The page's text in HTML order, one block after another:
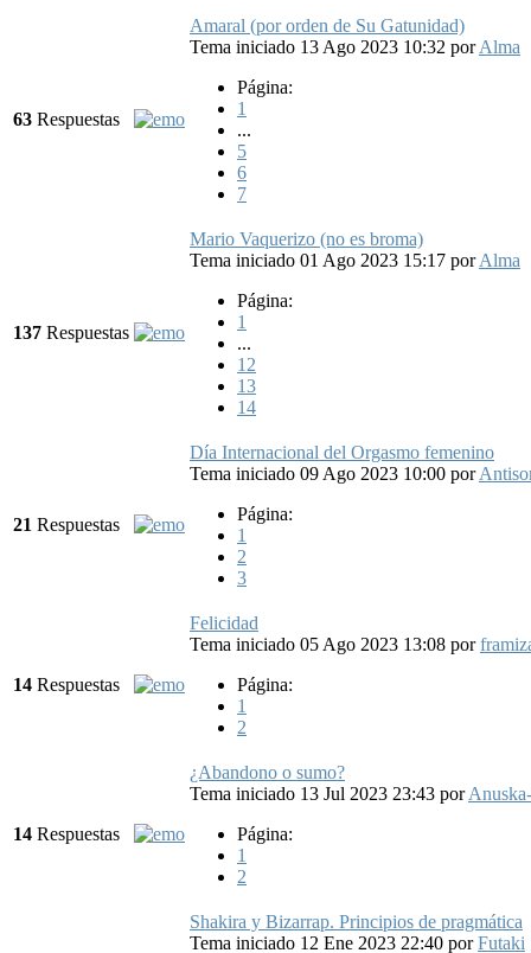
63 Respuestas
Amaral (por orden de Su Gatunidad)
Tema iniciado 13 Ago 2023 10:32 porAlma
Página:
1
...
5
6
7
137 Respuestas
Mario Vaquerizo (no es broma)
Tema iniciado 01 Ago 2023 15:17 porAlma
Página:
1
...
12
13
14
21 Respuestas
Día Internacional del Orgasmo femenino
Tema iniciado 09 Ago 2023 10:00 por
Página:
1
2
3
14 Respuestas
Felicidad
Tema iniciado 05 Ago 2023 13:08 por
Página:
1
2
14 Respuestas
¿Abandono o sumo?
Tema iniciado 13 Jul 2023 23:43 porAnuska-
Página:
1
2
Shakira y Bizarrap. Principios de pragmática
Tema iniciado 12 Ene 2023 22:40 porFutaki